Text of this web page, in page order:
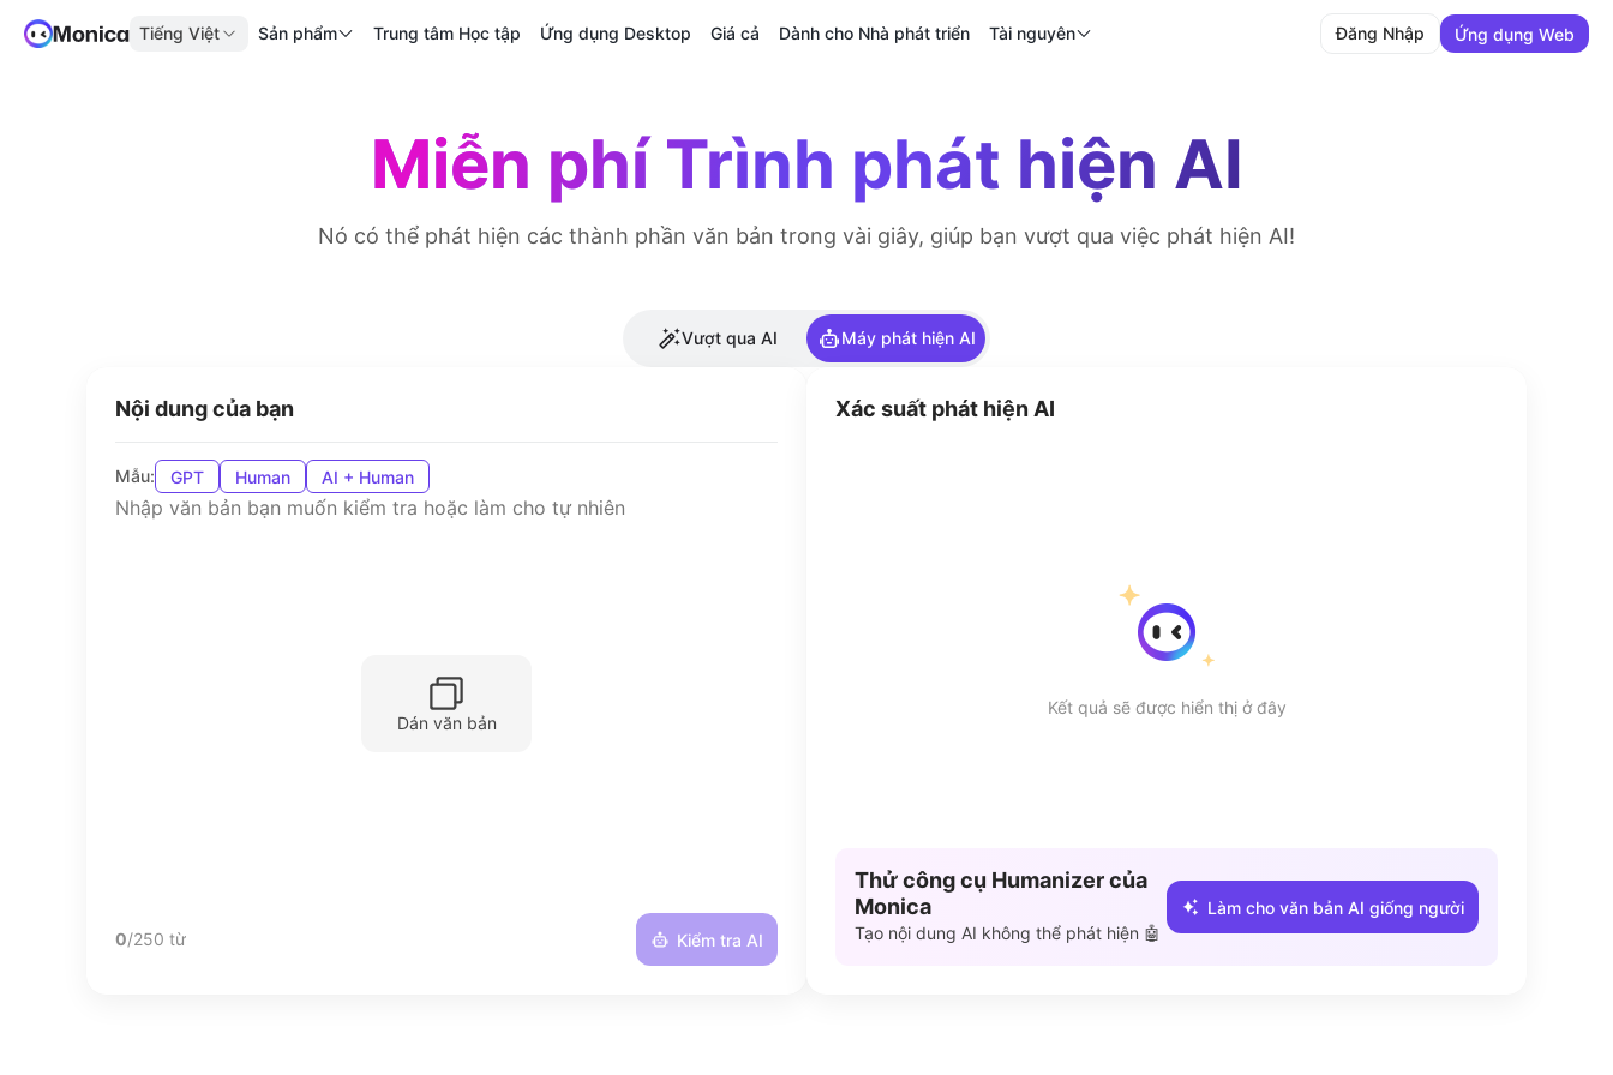
Tiếng Việt Sản phẩm Trung tâm Học tập Ứng dụng Desktop Giá cả Dành cho Nhà phát triển Tài nguyên Đăng Nhập Ứng dụng Web
Miễn phí Trình phát hiện AI
Nó có thể phát hiện các thành phần văn bản trong vài giây, giúp bạn vượt qua việc phát hiện AI!
Vượt qua AI Máy phát hiện AI
Nội dung của bạn
Mẫu: GPT Human AI + Human
Dán văn bản
0/250 từ Kiểm tra AI
Xác suất phát hiện AI
Kết quả sẽ được hiển thị ở đây
Thử công cụ Humanizer của
Monica
Tạo nội dung AI không thể phát hiện 🤖
Làm cho văn bản AI giống người